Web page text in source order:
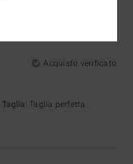
Acquisto verificato
Taglia: Taglia perfetta